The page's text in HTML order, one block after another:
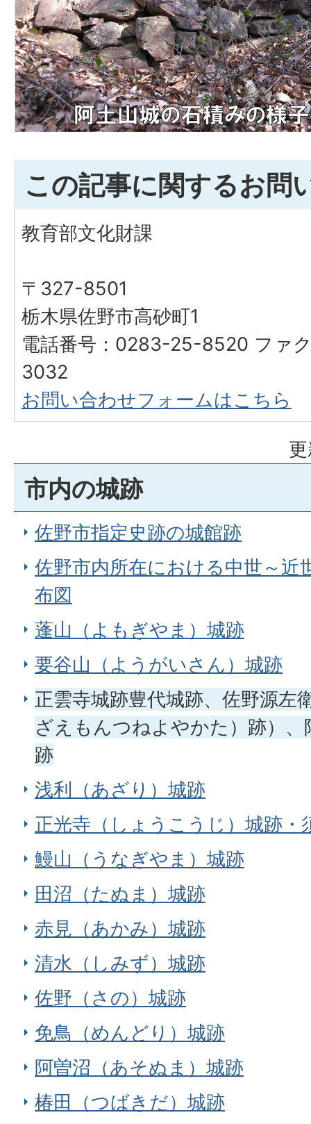
この記事に関するお問
教育部文化財課
〒327-8501
栃木県佐野市高砂町1
電話番号：0283-25-8520 ファ
3032
お問い合わせフォームはこちら
市内の城跡
佐野市指定史跡の城館跡
佐野市内所在における中世～近
布図
蓬山（よもぎやま）城跡
要谷山（ようがいさん）城跡
正雲寺城跡豊代城跡、佐野源左
ざえもんつねよやかた）跡）
跡
浅利（あざり）城跡
正光寺（しょうこうじ）城跡・
鰻山（うなぎやま）城跡
田沼（たぬま）城跡
赤見（あかみ）城跡
清水（しみず）城跡
佐野（さの）城跡
免鳥（めんどり）城跡
阿曽沼（あそぬま）城跡
椿田（つばきだ）城跡